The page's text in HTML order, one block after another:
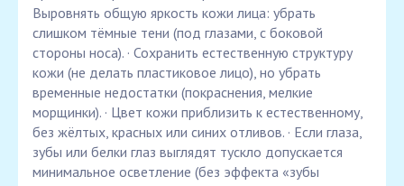
Выровнять общую яркость кожи лица: убрать
слишком тёмные тени (под глазами, с боковой
стороны носа). · Сохранить естественную структуру
кожи (не делать пластиковое лицо), но убрать
временные недостатки (покраснения, мелкие
морщинки). · Цвет кожи приблизить к естественному,
без жёлтых, красных или синих отливов. · Если глаза,
зубы или белки глаз выглядят тускло допускается
минимальное осветление (без эффекта «зубы